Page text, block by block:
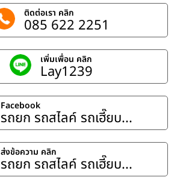
ติดต่อเรา คลิก
085 622 2251
เพิ่มเพื่อน คลิก
Lay1239
Facebook
รถยก รถสไลค์ รถเฮี๊ยบ...
ส่งข้อความ คลิก
รถยก รถสไลค์ รถเฮี๊ยบ...